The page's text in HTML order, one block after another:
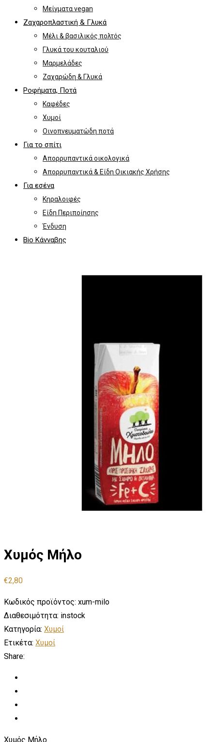
Μείγματα vegan
Ζαχαροπλαστική & Γλυκά
Μέλι & βασιλικός πολτός
Γλυκά του κουταλιού
Μαρμελάδες
Ζαχαρώδη & Γλυκά
Ροφήματα, Ποτά
Καφέδες
Χυμοί
Οινοπνευματώδη ποτά
Για το σπίτι
Απορρυπαντικά οικολογικά
Απορρυπαντικά & Είδη Οικιακής Χρήσης
Για εσένα
Κηραλοιφές
Είδη Περιποίησης
Ένδυση
Bio Κάνναβης
Χυμός Μήλο
€2,80
Κωδικός προϊόντος: xum-milo
Διαθεσιμότητα: instock
Κατηγορία: Χυμοί
Ετικέτα: Χυμοί
Share:
Χυμός Μήλο